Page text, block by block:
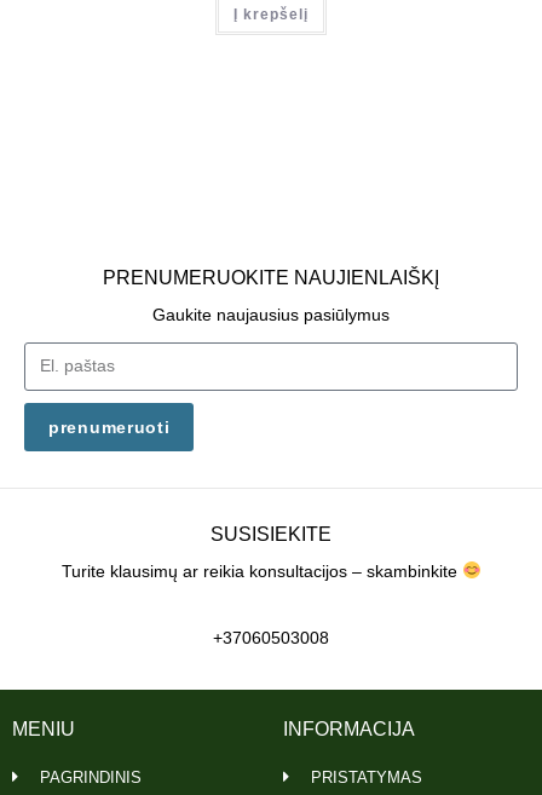
Į krepšelį
PRENUMERUOKITE NAUJIENLAIŠKĮ
Gaukite naujausius pasiūlymus
prenumeruoti
SUSISIEKITE
Turite klausimų ar reikia konsultacijos – skambinkite
+37060503008
INFORMACIJA
PRISTATYMAS
MENIU
PAGRINDINIS